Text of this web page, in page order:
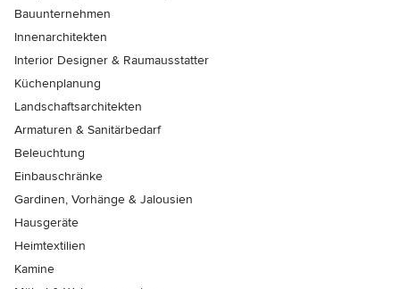
Bauunternehmen
Innenarchitekten
Interior Designer & Raumausstatter
Küchenplanung
Landschaftsarchitekten
Armaturen & Sanitärbedarf
Beleuchtung
Einbauschränke
Gardinen, Vorhänge & Jalousien
Hausgeräte
Heimtextilien
Kamine